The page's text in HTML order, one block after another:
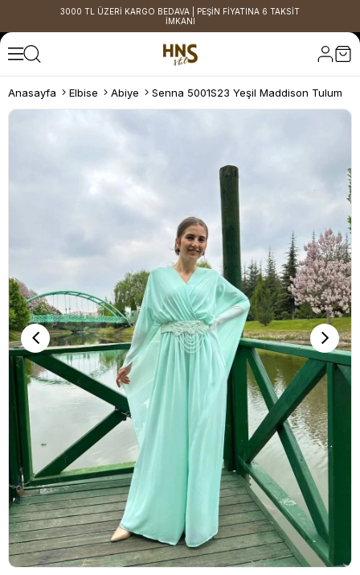
3000 TL ÜZERİ KARGO BEDAVA | PEŞİN FİYATINA 6 TAKSİT
İMKANI
Anasayfa Elbise Abiye Senna 5001S23 Yeşil Maddison Tulum